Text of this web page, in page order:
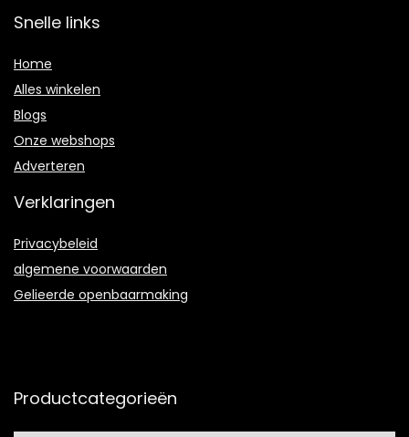
Snelle links
Home
Alles winkelen
Blogs
Onze webshops
Adverteren
Verklaringen
Privacybeleid
algemene voorwaarden
Gelieerde openbaarmaking
Productcategorieën